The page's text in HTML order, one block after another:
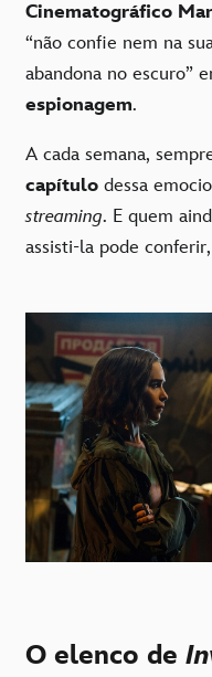
Cinematográfico
“não confie nem na
abandona no escuro”
espionagem.
A cada semana,
capítulo dessa
streaming. E quem
assisti-la pode
O elenco de